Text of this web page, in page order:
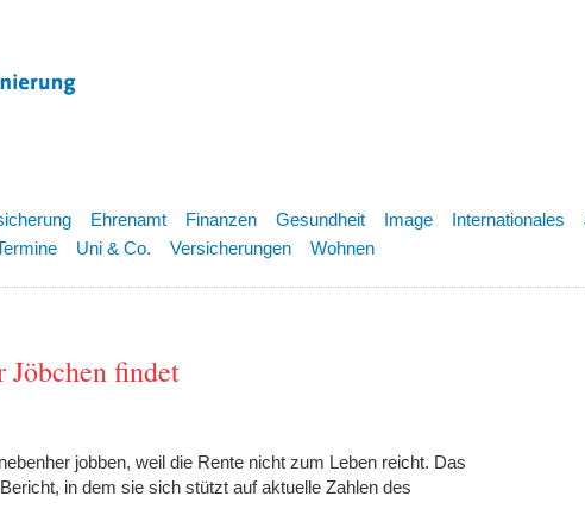
Ehrenamt Finanzen Gesundheit Image Internationales
Uni & Co. Versicherungen Wohnen
findet
jobben, weil die Rente nicht zum Leben reicht. Das
in dem sie sich stützt auf aktuelle Zahlen des